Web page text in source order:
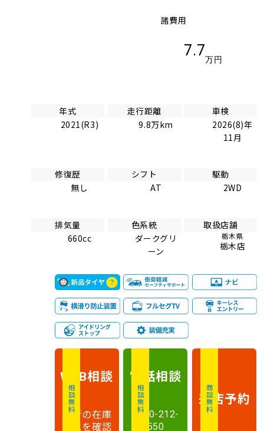
諸費用
7.7
万円
年式
2021(R3)
走行距離
9.8万km
車検
2026(8)年
11月
修復歴
無し
シフト
AT
駆動
2WD
排気量
660cc
色系統
ダークグリ
ーン
取扱店舗
栃木県
栃木店
相談無料
WEB相談
最新の在庫
状況を確認
相談無料
電話相談
0120-212-
550
商談無料
来店予約